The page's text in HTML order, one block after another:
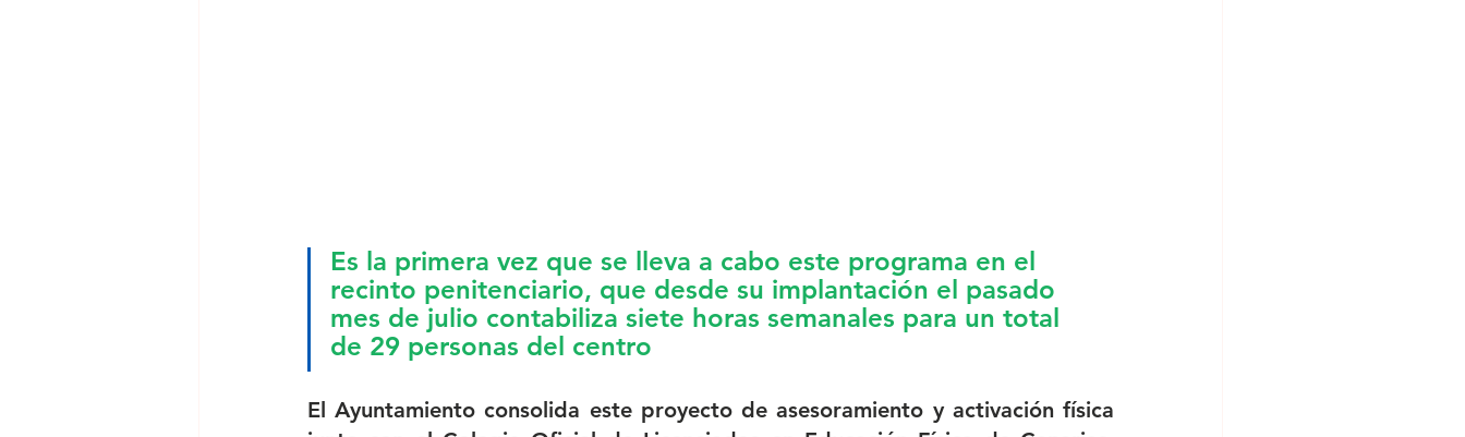
Es la primera vez que se lleva a cabo este programa en el
recinto penitenciario, que desde su implantación el pasado
mes de julio contabiliza siete horas semanales para un total
de 29 personas del centro
El Ayuntamiento consolida este proyecto de asesoramiento y activación física